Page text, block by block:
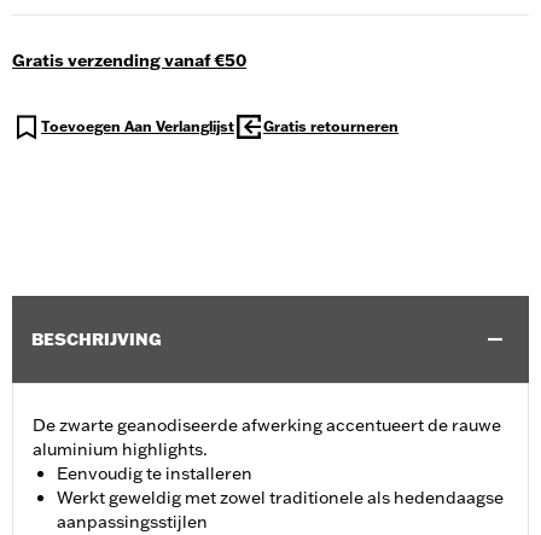
Gratis verzending vanaf €50
Toevoegen Aan Verlanglijst Gratis retourneren
BESCHRIJVING
De zwarte geanodiseerde afwerking accentueert de rauwe
aluminium highlights.
Eenvoudig te installeren
Werkt geweldig met zowel traditionele als hedendaagse
aanpassingsstijlen